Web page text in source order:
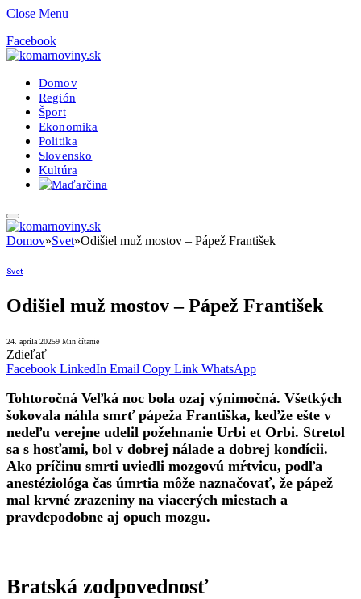
Close Menu
Facebook
Domov
Región
Šport
Ekonomika
Politika
Slovensko
Kultúra
Domov»Svet»Odišiel muž mostov – Pápež František
Svet
Odišiel muž mostov – Pápež František
24. apríla 20259 Min čítanie
Zdieľať
Facebook LinkedIn Email Copy Link WhatsApp
Tohtoročná Veľká noc bola ozaj výnimočná. Všetkých
šokovala náhla smrť pápeža Františka, keďže ešte v
nedeľu verejne udelil požehnanie Urbi et Orbi. Stretol
sa s hosťami, bol v dobrej nálade a dobrej kondícii.
Ako príčinu smrti uviedli mozgovú mŕtvicu, podľa
anestéziológa čas úmrtia môže naznačovať, že pápež
mal krvné zrazeniny na viacerých miestach a
pravdepodobne aj opuch mozgu.
Bratská zodpovednosť